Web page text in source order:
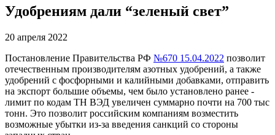
Удобрениям дали “зеленый свет”
20 апреля 2022
Постановление Правительства РФ №670 15.04.2022 позволит
отечественным производителям азотных удобрений, а также
удобрений с фосфорными и калийными добавками, отправить
на экспорт большие объемы, чем было установлено ранее -
лимит по кодам ТН ВЭД увеличен суммарно почти на 700 тыс
тонн. Это позволит российским компаниям возместить
возможные убытки из-за введения санкций со стороны